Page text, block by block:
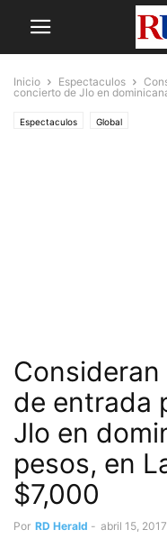
Inicio Espectaculos
concierto de Jlo en
Espectaculos Global
de entrada
Jlo en
pesos, en
$7,000
Por RD Herald - abril 15, 2017